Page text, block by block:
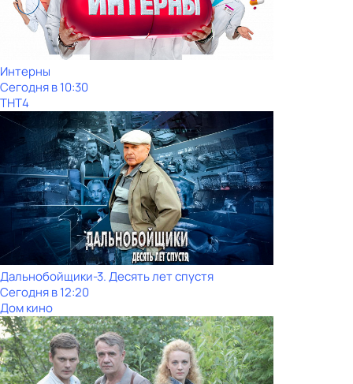
Интерны
Сегодня в 10:30
ТНТ4
Дальнобойщики-3. Десять лет спустя
Сегодня в 12:20
Дом кино